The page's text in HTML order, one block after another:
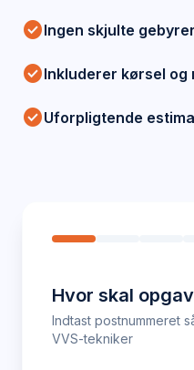
check_circleIngen skjulte gebyrer
check_circleInkluderer kørsel og
check_circleUforpligtende
Hvor skal
Indtast postnummeret
VVS-tekniker